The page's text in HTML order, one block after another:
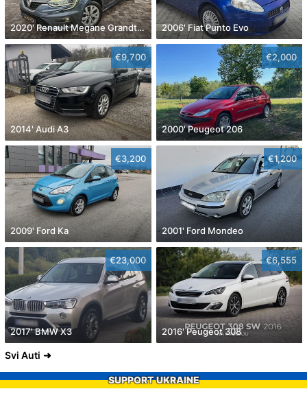
2020' Renault Megane Grandtour Dci 115 2006' Fiat Punto Evo
€9,700
2014' Audi A3
€2,000
2000' Peugeot 206
€3,200
2009' Ford Ka
€1,200
2001' Ford Mondeo
€23,000
2017' BMW X3
€6,555
2016' Peugeot 308
Svi Auti
SUPPORT UKRAINE